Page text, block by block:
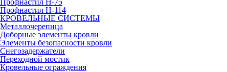
Профнастил Н-75
Профнастил Н-114
КРОВЕЛЬНЫЕ СИСТЕМЫ
Металлочерепица
Доборные элементы кровли
Элементы безопасности кровли
Снегозадержатели
Переходной мостик
Кровельные ограждения